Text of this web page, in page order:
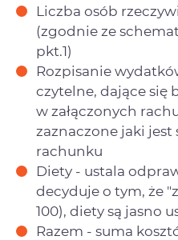
Liczba osób
(zgodnie ze
pkt.1)
Rozpisanie
czytelne, dające się
w załączonych
zaznaczone jaki jest
rachunku
Diety - ustala
decyduje o tym, że
100), diety są jasno
Razem - suma